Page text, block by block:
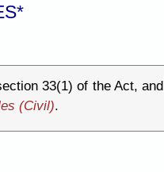
33(1) of the Act, and
(Civil).